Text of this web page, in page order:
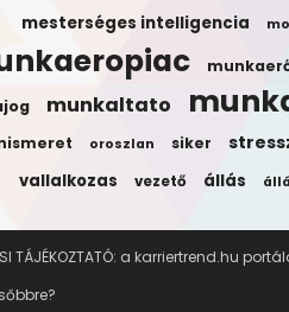
mesterséges intelligencia
munkaltato
oroszlan siker
vallalkozas vezető állás
TÁJÉKOZTATÓ: a karriertrend.hu